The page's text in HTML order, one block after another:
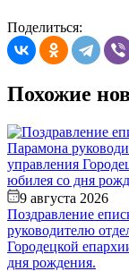
Поделиться:
Похожие
9 августа 2026
Поздравление
руководителю
Городецкой
дня рождения.